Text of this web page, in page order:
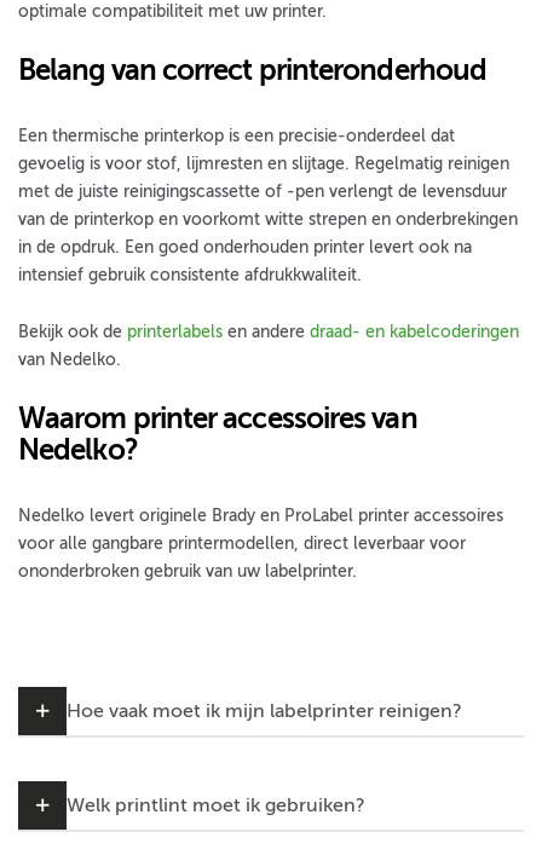
optimale compatibiliteit met uw printer.
Belang van correct printeronderhoud
Een thermische printerkop is een precisie-onderdeel dat
gevoelig is voor stof, lijmresten en slijtage. Regelmatig reinigen
met de juiste reinigingscassette of -pen verlengt de levensduur
van de printerkop en voorkomt witte strepen en onderbrekingen
in de opdruk. Een goed onderhouden printer levert ook na
intensief gebruik consistente afdrukkwaliteit.
Bekijk ook de printerlabels en andere draad- en kabelcoderingen
van Nedelko.
Waarom printer accessoires van
Nedelko?
Nedelko levert originele Brady en ProLabel printer accessoires
voor alle gangbare printermodellen, direct leverbaar voor
ononderbroken gebruik van uw labelprinter.
Hoe vaak moet ik mijn labelprinter reinigen?
Welk printlint moet ik gebruiken?